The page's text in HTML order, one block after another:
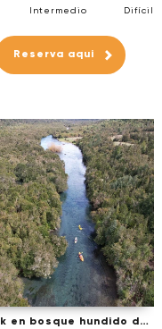
Intermedio Difícil
Reserva aqui
en bosque hundido del